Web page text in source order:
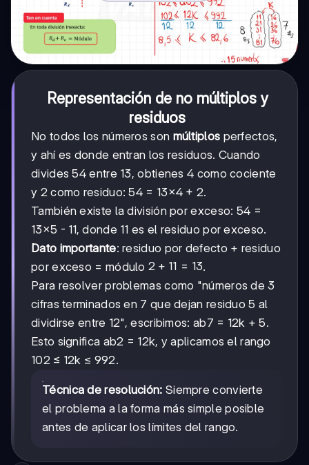
Representación de no múltiplos y
residuos
No todos los números son múltiplos perfectos,
y ahí es donde entran los residuos. Cuando
divides 54 entre 13, obtienes 4 como cociente
y 2 como residuo: 54 = 13×4 + 2.
También existe la división por exceso: 54 =
13×5 - 11, donde 11 es el residuo por exceso.
Dato importante: residuo por defecto + residuo
por exceso = módulo2
+
11
=
13
2 + 11 = 13.
Para resolver problemas como "números de 3
cifras terminados en 7 que dejan residuo 5 al
dividirse entre 12", escribimos: ab7 = 12k + 5.
Esto significa ab2 = 12k, y aplicamos el rango
102 ≤ 12k ≤ 992.
Técnica de resolución: Siempre convierte
el problema a la forma más simple posible
antes de aplicar los límites del rango.